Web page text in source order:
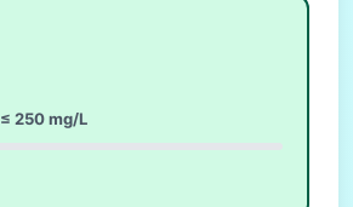
≤ 250 mg/L